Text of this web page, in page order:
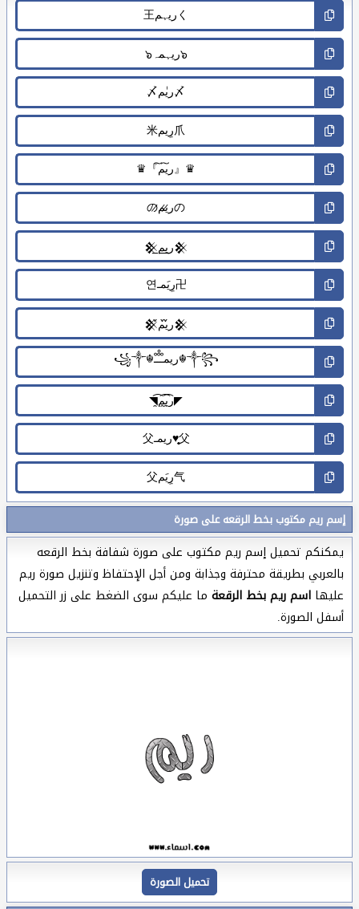
إسم ريم مكتوب بخط الرقعه على صورة
يمكنكم تحميل إسم ريم مكتوب على صورة شفافة بخط الرقعه
بالعربي بطريقة محترفة وجذابة ومن أجل الإحتفاظ وتنزيل صورة ريم
عليها اسم ريم بخط الرقعة ما عليكم سوى الضغط على زر التحميل
أسفل الصورة.
تحميل الصورة